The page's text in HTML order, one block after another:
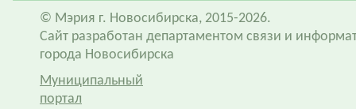
© Мэрия г. Новосибирска, 2015-2026.
Сайт разработан департаментом связи и
города Новосибирска
Муниципальный
портал